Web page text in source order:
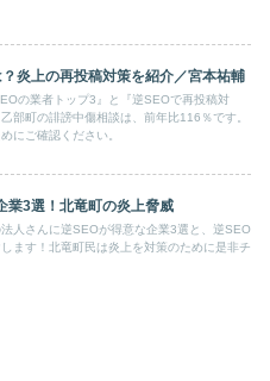
炎上の再投稿対策を紹介／宮本祐輔
の業者トップ3』と『逆SEOで再投稿対
部町の誹謗中傷相談は、前年比116％です。
にご確認ください。
業3選！北竜町の炎上脅威
人さんに逆SEOが得意な企業3選と、逆SEO
ます！北竜町民は炎上を対策のために是非チ